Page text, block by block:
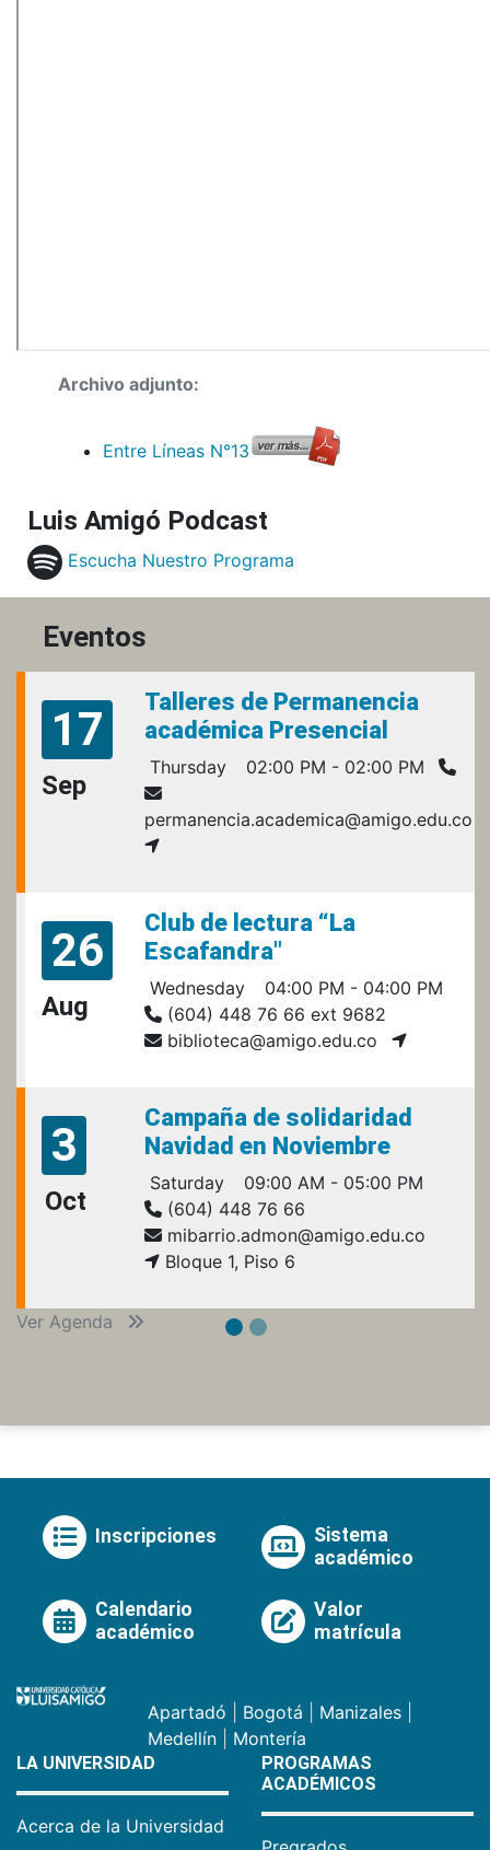
Archivo adjunto:
Entre Líneas N°13
Luis Amigó Podcast
Escucha Nuestro Programa
Eventos
17
Sep
Talleres de Permanencia
académica Presencial
Thursday 02:00 PM - 02:00 PM
permanencia.academica@amigo.edu.co
26
Aug
Club de lectura “La
Escafandra"
Wednesday
04:00 PM - 04:00 PM
(604) 448 76 66 ext 9682
biblioteca@amigo.edu.co
3
Oct
Campaña de solidaridad
Navidad en Noviembre
Saturday
09:00 AM - 05:00 PM
(604) 448 76 66
mibarrio.admon@amigo.edu.co
Bloque 1, Piso 6
Ver Agenda
Inscripciones
Sistema
académico
Calendario
académico
Valor
matrícula
Apartadó Bogotá Manizales
Medellín
Montería
LA UNIVERSIDAD
Acerca de la Universidad
PROGRAMAS
ACADÉMICOS